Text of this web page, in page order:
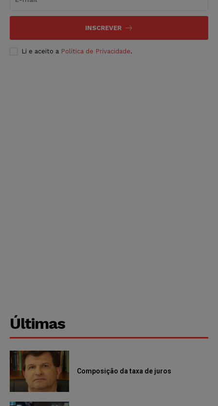
INSCREVER
Li e aceito a Política de Privacidade.
Últimas
Composição da taxa de juros